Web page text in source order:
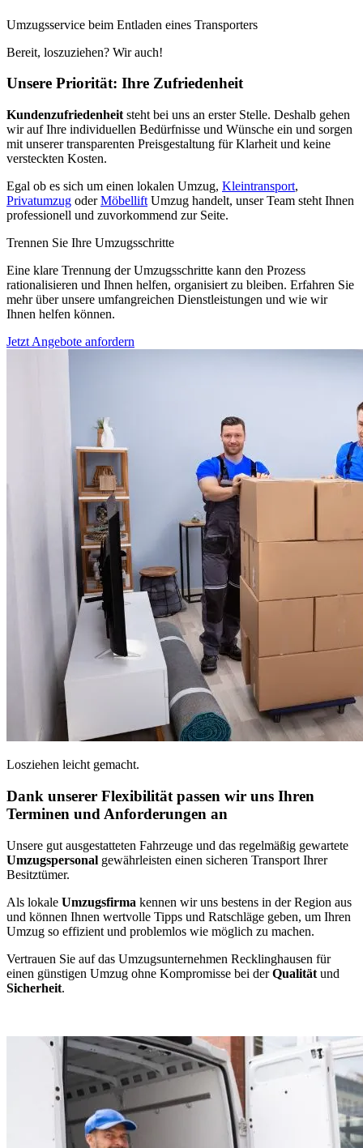
Umzugsservice beim Entladen eines Transporters
Bereit, loszuziehen? Wir auch!
Unsere Priorität: Ihre Zufriedenheit
Kundenzufriedenheit steht bei uns an erster Stelle. Deshalb gehen
wir auf Ihre individuellen Bedürfnisse und Wünsche ein und sorgen
mit unserer transparenten Preisgestaltung für Klarheit und keine
versteckten Kosten.
Egal ob es sich um einen lokalen Umzug, Kleintransport,
Privatumzug oderMöbellift Umzug handelt, unser Team steht Ihnen
professionell und zuvorkommend zur Seite.
Trennen Sie Ihre Umzugsschritte
Eine klare Trennung der Umzugsschritte kann den Prozess
rationalisieren und Ihnen helfen, organisiert zu bleiben. Erfahren Sie
mehr über unsere umfangreichen Dienstleistungen und wie wir
Ihnen helfen können.
Jetzt Angebote anfordern
Losziehen leicht gemacht.
Dank unserer Flexibilität passen wir uns Ihren
Terminen und Anforderungen an
Unsere gut ausgestatteten Fahrzeuge und das regelmäßig gewartete
Umzugspersonal gewährleisten einen sicheren Transport Ihrer
Besitztümer.
Als lokale Umzugsfirma kennen wir uns bestens in der Region aus
und können Ihnen wertvolle Tipps und Ratschläge geben, um Ihren
Umzug so effizient und problemlos wie möglich zu machen.
Vertrauen Sie auf das Umzugsunternehmen Recklinghausen für
einen günstigen Umzug ohne Kompromisse bei derQualität und
Sicherheit.